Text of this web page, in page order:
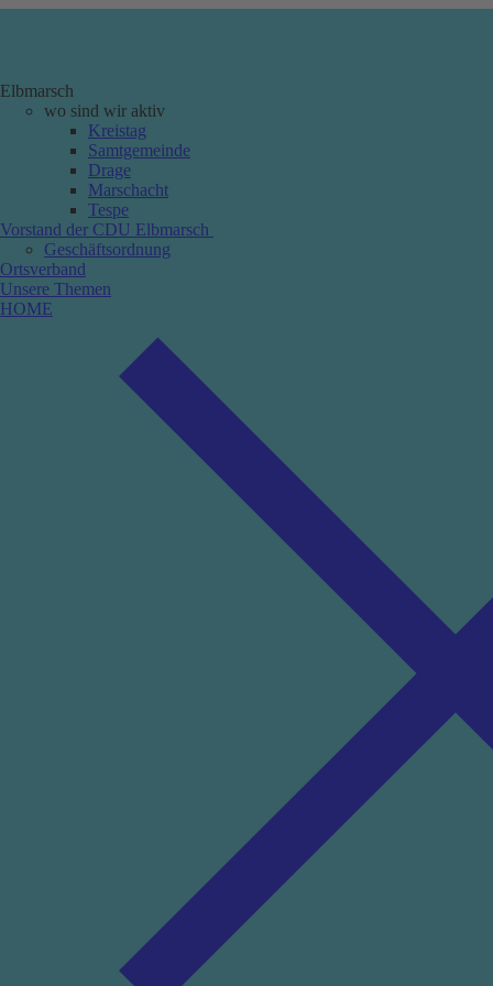
Elbmarsch
wo sind wir aktiv
Kreistag
Samtgemeinde
Drage
Marschacht
Tespe
Vorstand der CDU Elbmarsch
Geschäftsordnung
Ortsverband
Unsere Themen
HOME